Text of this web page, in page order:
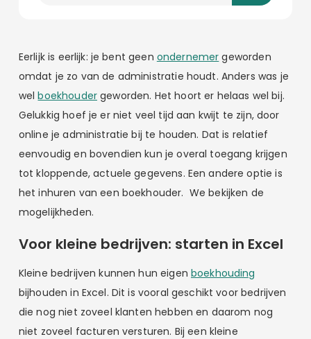
Eerlijk is eerlijk: je bent geen ondernemer geworden
omdat je zo van de administratie houdt. Anders was je
welboekhouder geworden. Het hoort er helaas wel bij.
Gelukkig hoef je er niet veel tijd aan kwijt te zijn, door
online je administratie bij te houden. Dat is relatief
eenvoudig en bovendien kun je overal toegang krijgen
tot kloppende, actuele gegevens. Een andere optie is
het inhuren van een boekhouder. We bekijken de
mogelijkheden.
Voor kleine bedrijven: starten in Excel
Kleine bedrijven kunnen hun eigen boekhouding
bijhouden in Excel. Dit is vooral geschikt voor bedrijven
die nog niet zoveel klanten hebben en daarom nog
niet zoveel facturen versturen. Bij een kleine